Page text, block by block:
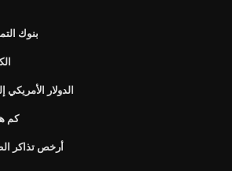
بنوك
الدولار الأمريكي
كم
أرخص تذاكر